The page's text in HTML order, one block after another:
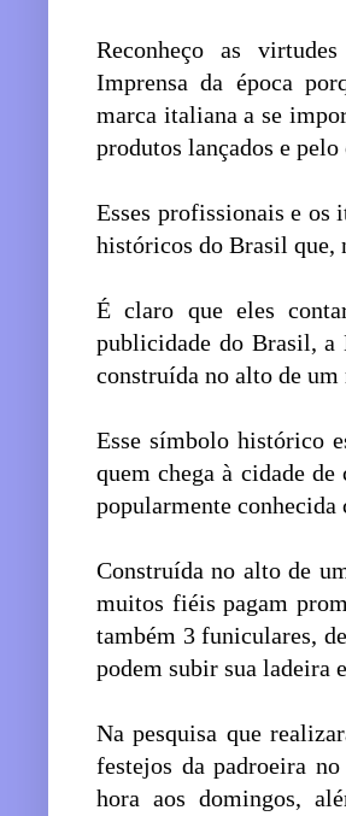
Reconheço as
Imprensa da época
marca italiana a se
produtos lançados e
Esses profissionais e
históricos do Brasil que,
É claro que eles
publicidade do Brasil, a
construída no alto de
Esse símbolo histórico
quem chega à cidade
popularmente conhecida
Construída no alto de
muitos fiéis pagam
também 3 funiculares,
podem subir sua ladeira
Na pesquisa que
festejos da padroeira
hora aos domingos,